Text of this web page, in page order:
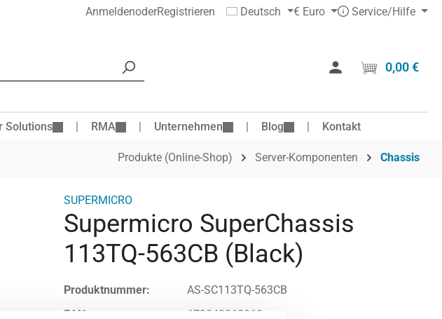
AnmeldenoderRegistrieren Deutsch € Euro Service/Hilfe
0,00 €
Solutions RMA Unternehmen Blog Kontakt
Produkte (Online-Shop) Server-Komponenten Chassis
SUPERMICRO
Supermicro SuperChassis
113TQ-563CB (Black)
Produktnummer:
AS-SC113TQ-563CB
EAN:
672042068968